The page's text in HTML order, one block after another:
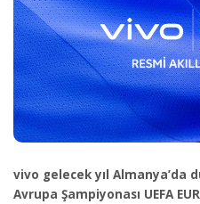
vivo gelecek yıl Almanya’da
Avrupa Şampiyonası UEFA